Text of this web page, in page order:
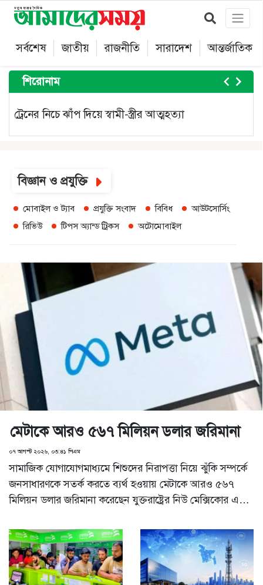
সর্বশেষ জাতীয় রাজনীতি সারাদেশ আন্তর্জাতিক
শিরোনাম
৬০ কিলোমিটার বেগে ঝড়ের আভাস
ofবিজ্ঞান ও প্রযুক্তি
মোবাইল ও ট্যাব প্রযুক্তি সংবাদ বিবিধ
আউটসোর্সিং
রিভিউ
টিপস অ্যান্ড ট্রিকস অটোমোবাইল
মেটাকে আরও ৫৬৭ মিলিয়ন ডলার জরিমানা
০৭ আগস্ট ২০২৬, ০৩:৪১ পিএম
সামাজিক যোগাযোগমাধ্যমে শিশুদের নিরাপত্তা নিয়ে ঝুঁকি সম্পর্কে
জনসাধারণকে সতর্ক করতে ব্যর্থ হওয়ায় মেটাকে আরও ৫৬৭
মিলিয়ন ডলার জরিমানা করেছেন যুক্তরাষ্ট্রের নিউ মেক্সিকোর এক
সবচেয়ে বড় জরিমানা।